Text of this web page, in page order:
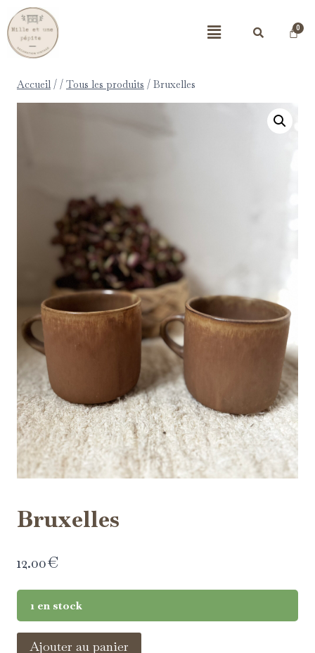
Accueil / / Tous les produits / Bruxelles
Bruxelles
12.00€
1 en stock
Ajouter au panier